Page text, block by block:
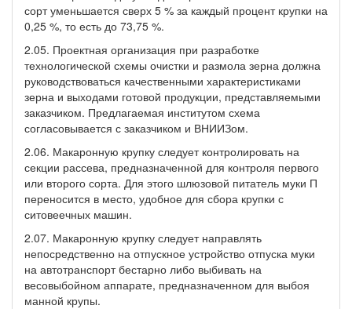
сорт уменьшается сверх 5 % за каждый процент крупки на
0,25 %, то есть до 73,75 %.
2.05. Проектная организация при разработке
технологической схемы очистки и размола зерна должна
руководствоваться качественными характеристиками
зерна и выходами готовой продукции, представляемыми
заказчиком. Предлагаемая институтом схема
согласовывается с заказчиком и ВНИИЗом.
2.06. Макаронную крупку следует контролировать на
секции рассева, предназначенной для контроля первого
или второго сорта. Для этого шлюзовой питатель муки П
переносится в место, удобное для сбора крупки с
ситовеечных машин.
2.07. Макаронную крупку следует направлять
непосредственно на отпускное устройство отпуска муки
на автотранспорт бестарно либо выбивать на
весовыбойном аппарате, предназначенном для выбоя
манной крупы.